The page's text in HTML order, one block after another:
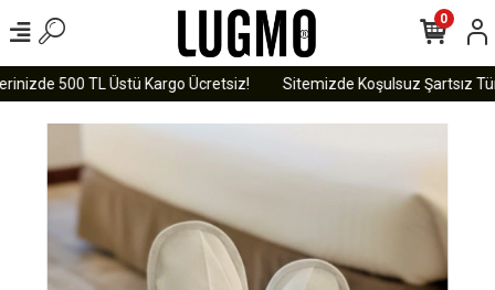
500 TL Üstü Kargo Ücretsiz! Sitemizde Koşulsuz Şartsız
0